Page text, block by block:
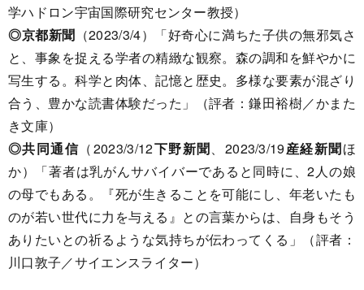
学ハドロン宇宙国際研究センター教授）
◎京都新聞 （2023/3/4）「好奇心に満ちた子供の無邪気さ
と、事象を捉える学者の精緻な観察。森の調和を鮮やかに
写生する。科学と肉体、記憶と歴史。多様な要素が混ざり
合う、豊かな読書体験だった」（評者：鎌田裕樹／かまた
き文庫）
◎共同通信 （2023/3/12下野新聞、2023/3/19産経新聞ほ
か）「著者は乳がんサバイバーであると同時に、2人の娘
の母でもある。『死が生きることを可能にし、年老いたも
のが若い世代に力を与える』との言葉からは、自身もそう
ありたいとの祈るような気持ちが伝わってくる」（評者：
川口敦子／サイエンスライター）